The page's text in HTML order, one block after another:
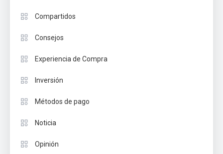
Compartidos
Consejos
Experiencia de Compra
Inversión
Métodos de pago
Noticia
Opinión